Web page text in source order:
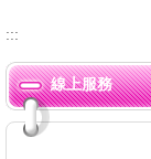
:::
線上服務